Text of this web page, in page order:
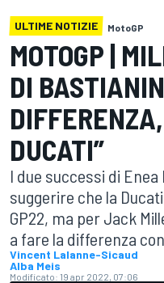
ULTIME NOTIZIE MotoGP
MOTOGP |
DI
DUCATI”
I due successi di
suggerire che la
GP22, ma per Jack
a fare la differenza
Vincent Lalanne-Sicaud
Alba Meis
Modificato: 19 apr 2022, 07:06